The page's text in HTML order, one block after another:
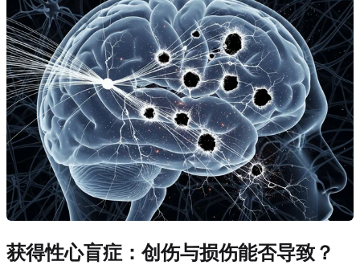
获得性心盲症：创伤与损伤能否导致？